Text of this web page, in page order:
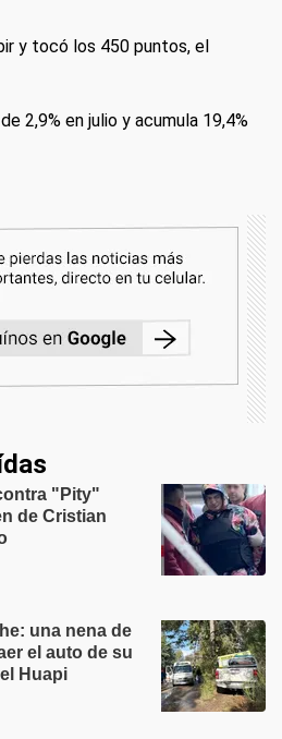
y tocó los 450 puntos, el
2,9% en julio y acumula 19,4%
"Pity"
de Cristian
una nena de
el auto de su
Huapi